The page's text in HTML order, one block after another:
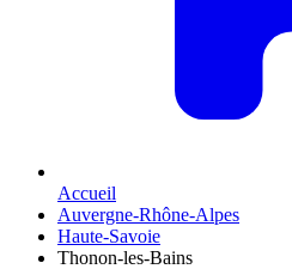
Accueil
Auvergne-Rhône-Alpes
Haute-Savoie
Thonon-les-Bains